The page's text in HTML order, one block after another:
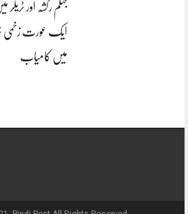
جہلم رکشہ اور ٹریلر
ایک عورت زخمی
میں کامیاب